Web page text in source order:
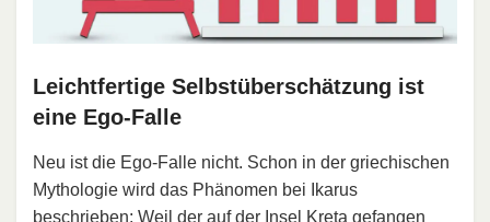
Leichtfertige Selbstüberschätzung ist
eine Ego-Falle
Neu ist die Ego-Falle nicht. Schon in der griechischen
Mythologie wird das Phänomen bei Ikarus
beschrieben: Weil der auf der Insel Kreta gefangen